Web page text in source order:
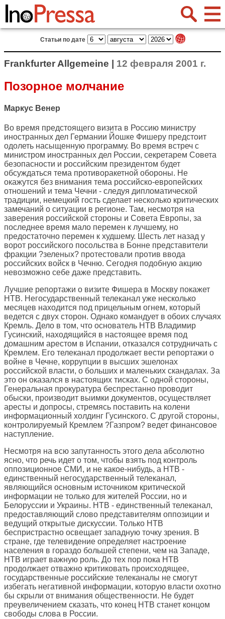
Статьи по дате
Frankfurter Allgemeine | 12 февраля 2001 г.
Позорное молчание
Маркус Венер
Во время предстоящего визита в Россию министру
иностранных дел Германии Йошке Фишеру предстоит
одолеть насыщенную программу. Во время встреч с
министром иностранных дел России, секретарем Совета
безопасности и российским президентом будет
обсуждаться тема противоракетной обороны. Не
окажутся без внимания тема российско-европейских
отношений и тема Чечни - следуя дипломатической
традиции, немецкий гость сделает несколько критических
замечаний о ситуации в регионе. Там, несмотря на
заверения российской стороны и Совета Европы, за
последнее время мало перемен к лучшему, но
предостаточно перемен к худшему. Шесть лет назад у
ворот российского посольства в Бонне представители
фракции ?зеленых? протестовали против ввода
российских войск в Чечню. Сегодня подобную акцию
невозможно себе даже представить.
Лучшие репортажи о визите Фишера в Москву покажет
НТВ. Негосударственный телеканал уже несколько
месяцев находится под прицельным огнем, который
ведется с двух сторон. Однако командует в обоих случаях
Кремль. Дело в том, что основатель НТВ Владимир
Гусинский, находящийся в настоящее время под
домашним арестом в Испании, отказался сотрудничать с
Кремлем. Его телеканал продолжает вести репортажи о
войне в Чечне, коррупции в высших эшелонах
российской власти, о больших и маленьких скандалах. За
это он оказался в настоящих тисках. С одной стороны,
Генеральная прокуратура беспрестанно проводит
обыски, производит выимки документов, осуществляет
аресты и допросы, стремясь поставить на колени
информационный холдинг Гусинского. С другой стороны,
контролируемый Кремлем ?Газпром? ведет финансовое
наступление.
Несмотря на всю запутанность этого дела абсолютно
ясно, что речь идет о том, чтобы взять под контроль
оппозиционное СМИ, и не какое-нибудь, а НТВ -
единственный негосударственный телеканал,
являющийся основным источником критической
информации не только для жителей России, но и
Белоруссии и Украины. НТВ - единственный телеканал,
предоставляющий слово представителям оппозиции и
ведущий открытые дискуссии. Только НТВ
беспристрастно освещает западную точку зрения. В
стране, где телевидение определяет настроение
населения в гораздо большей степени, чем на Западе,
НТВ играет важную роль. До тех пор пока НТВ
продолжает отважно критиковать происходящее,
государственные российские телеканалы не смогут
избегать негативной информации, которую власти охотно
бы скрыли от внимания общественности. Не будет
преувеличением сказать, что конец НТВ станет концом
свободы слова в России.